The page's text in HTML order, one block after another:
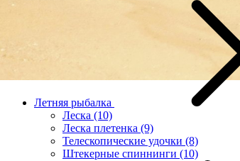
Летняя рыбалка
Леска (10)
Леска плетенка (9)
Телескопические удочки (8)
Штекерные спиннинги (10)